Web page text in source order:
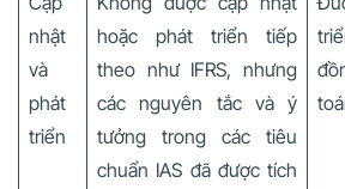
nhật
và
phát
triển
hoặc phát triển tiếp
theo như IFRS, nhưng
các nguyên tắc và ý
tưởng trong các tiêu
chuẩn IAS đã được tích